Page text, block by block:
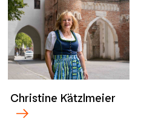
Christine Kätzlmeier